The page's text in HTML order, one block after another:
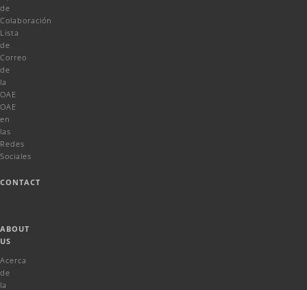
de
Colaboración
Lista
de
Correo
de
la
OAE
OAE
en
las
Redes
Sociales
CONTACT
ABOUT
US
Acerca
de
la